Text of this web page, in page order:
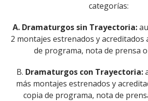
categorías:
A. Dramaturgos sin Trayectoria:
2 montajes estrenados y acreditados
de programa, nota de prensa
B. Dramaturgos con Trayectoria:
más montajes estrenados y
copia de programa, nota de